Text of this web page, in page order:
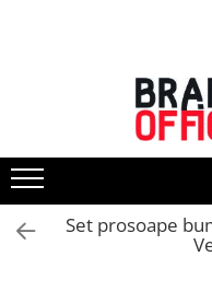
Unitate Protejata -
Hartie copiator si
tipografice
Produse consumabile
Detergenti siSet prosoape